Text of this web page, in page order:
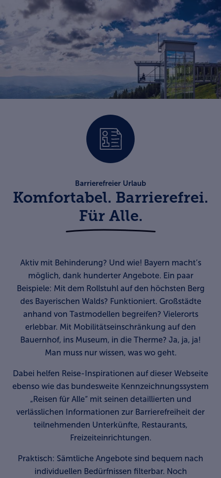
Barrierefreier Urlaub
Komfortabel. Barrierefrei.
Für Alle.
Aktiv mit Behinderung? Und wie! Bayern macht’s
möglich, dank hunderter Angebote. Ein paar
Beispiele: Mit dem Rollstuhl auf den höchsten Berg
des Bayerischen Walds? Funktioniert. Großstädte
anhand von Tastmodellen begreifen? Vielerorts
erlebbar. Mit Mobilitätseinschränkung auf den
Bauernhof, ins Museum, in die Therme? Ja, ja, ja!
Man muss nur wissen, was wo geht.
Dabei helfen Reise-Inspirationen auf dieser Webseite
ebenso wie das bundesweite Kennzeichnungssystem
„Reisen für Alle“ mit seinen detaillierten und
verlässlichen Informationen zur Barrierefreiheit der
teilnehmenden Unterkünfte, Restaurants,
Freizeiteinrichtungen.
Praktisch: Sämtliche Angebote sind bequem nach
individuellen Bedürfnissen filterbar. Noch